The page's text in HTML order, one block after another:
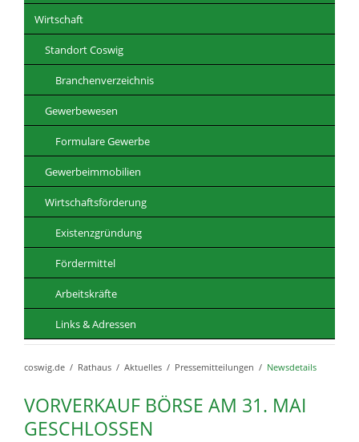
Wirtschaft
Standort Coswig
Branchenverzeichnis
Gewerbewesen
Formulare Gewerbe
Gewerbeimmobilien
Wirtschaftsförderung
Existenzgründung
Fördermittel
Arbeitskräfte
Links & Adressen
coswig.de Rathaus Aktuelles Pressemitteilungen Newsdetails
VORVERKAUF BÖRSE AM 31. MAI
GESCHLOSSEN